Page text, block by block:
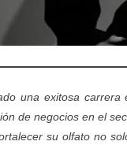
una exitosa
de negocios en el
su olfato no